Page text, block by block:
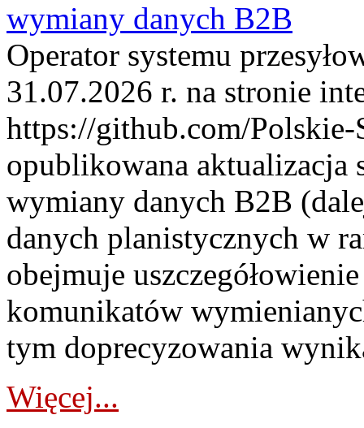
wymiany danych B2B
Operator systemu
31.07.2026 r. na stronie
https://github.com/Polskie-
opublikowana aktualizacja
wymiany danych B2B
danych planistycznych w
obejmuje
komunikatów
tym doprecyzowania
Więcej...